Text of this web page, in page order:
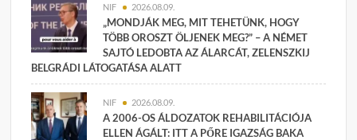
NIF 2026.08.09.
„MONDJÁK MEG, MIT TEHETÜNK, HOGY
TÖBB OROSZT ÖLJENEK MEG?” – A NÉMET
SAJTÓ LEDOBTA AZ ÁLARCÁT, ZELENSZKIJ
BELGRÁDI LÁTOGATÁSA ALATT
NIF 2026.08.09.
A 2006-OS ÁLDOZATOK REHABILITÁCIÓJA
ELLEN ÁGÁLT: ITT A PŐRE IGAZSÁG BAKA